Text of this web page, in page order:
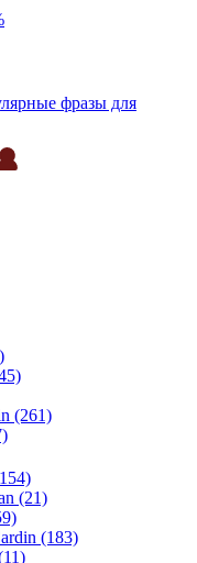
фразы для
(261)
(21)
(183)